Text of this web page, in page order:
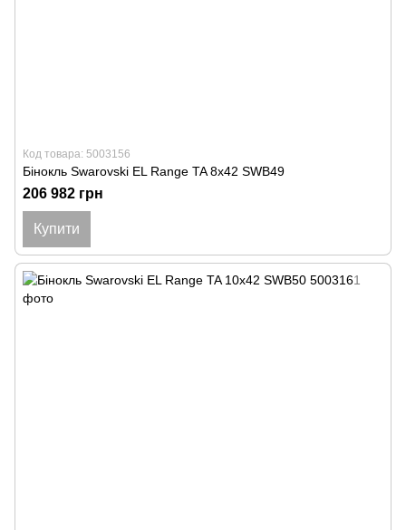
Код товара: 5003156
Бінокль Swarovski EL Range TA 8x42 SWB49
206 982 грн
Купити